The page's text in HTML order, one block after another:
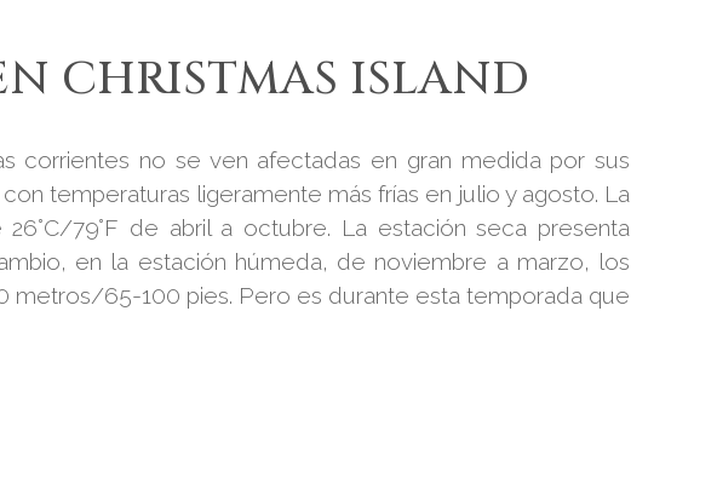
CHRISTMAS ISLAND
corrientes no se ven afectadas en gran medida por sus
temperaturas ligeramente más frías en julio y agosto. La
79°F de abril a octubre. La estación seca presenta
en la estación húmeda, de noviembre a marzo, los
metros/65-100 pies. Pero es durante esta temporada que